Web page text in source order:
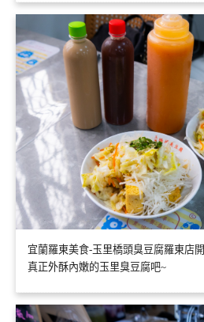
宜蘭羅東美食-玉里橋頭臭豆腐羅東店
真正外酥內嫩的玉里臭豆腐吧~